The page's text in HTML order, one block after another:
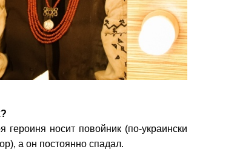
носит повойник (по-украински
а он постоянно спадал.